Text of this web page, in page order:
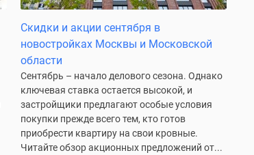
Скидки и акции сентября в
новостройках Москвы и Московской
области
Сентябрь – начало делового сезона. Однако
ключевая ставка остается высокой, и
застройщики предлагают особые условия
покупки прежде всего тем, кто готов
приобрести квартиру на свои кровные.
Читайте обзор акционных предложений от...